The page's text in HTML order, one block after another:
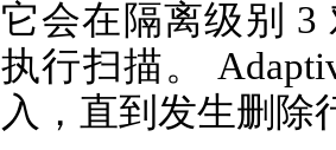
它会在隔离级别 3
执行扫描。
入，直到发生删除